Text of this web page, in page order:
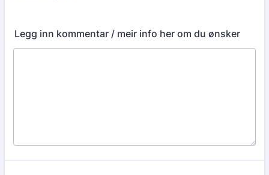
Legg inn kommentar / meir info her om du ønsker